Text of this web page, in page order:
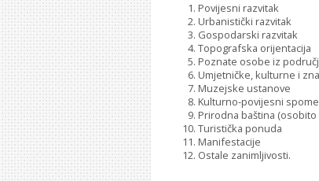
Povijesni razvitak
Urbanistički razvitak
Gospodarski razvitak
Topografska orijentacija
Poznate osobe iz
Umjetničke, kulturne i
Muzejske ustanove
Kulturno-povijesni
Prirodna baština
Turistička ponuda
Manifestacije
Ostale zanimljivosti.